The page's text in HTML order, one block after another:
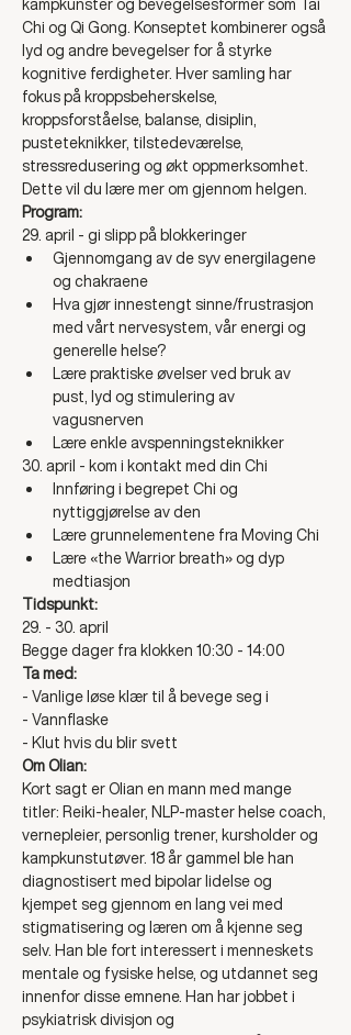
Chi og Qi Gong. Konseptet kombinerer også
lyd og andre bevegelser for å styrke
kognitive ferdigheter. Hver samling har
fokus på kroppsbeherskelse,
kroppsforståelse, balanse, disiplin,
pusteteknikker, tilstedeværelse,
stressredusering og økt oppmerksomhet.
Dette vil du lære mer om gjennom helgen.
Program:
29. april - gi slipp på blokkeringer
Gjennomgang av de syv energilagene
og chakraene
Hva gjør innestengt sinne/frustrasjon
med vårt nervesystem, vår energi og
generelle helse?
Lære praktiske øvelser ved bruk av
pust, lyd og stimulering av
vagusnerven
Lære enkle avspenningsteknikker
30. april - kom i kontakt med din Chi
Innføring i begrepet Chi og
nyttiggjørelse av den
Lære grunnelementene fra Moving Chi
Lære «the Warrior breath» og dyp
medtiasjon
Tidspunkt:
29. - 30. april
Begge dager fra klokken 10:30 - 14:00
Ta med:
- Vanlige løse klær til å bevege seg i
- Vannflaske
- Klut hvis du blir svett
Om Olian:
Kort sagt er Olian en mann med mange
titler: Reiki-healer, NLP-master helse coach,
vernepleier, personlig trener, kursholder og
kampkunstutøver. 18 år gammel ble han
diagnostisert med bipolar lidelse og
kjempet seg gjennom en lang vei med
stigmatisering og læren om å kjenne seg
selv. Han ble fort interessert i menneskets
mentale og fysiske helse, og utdannet seg
innenfor disse emnene. Han har jobbet i
psykiatrisk divisjon og